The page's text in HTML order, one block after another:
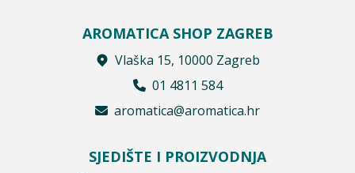
AROMATICA SHOP ZAGREB
Vlaška 15, 10000 Zagreb
01 4811 584
aromatica@aromatica.hr
SJEDIŠTE I PROIZVODNJA